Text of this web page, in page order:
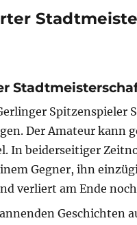
Der Amateur kann
In beiderseitiger
Gegner, ihn
verliert am Ende